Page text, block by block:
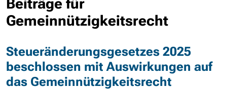
Beiträge für
Gemeinnützigkeitsrecht
Steueränderungsgesetzes 2025
beschlossen mit Auswirkungen auf
das Gemeinnützigkeitsrecht